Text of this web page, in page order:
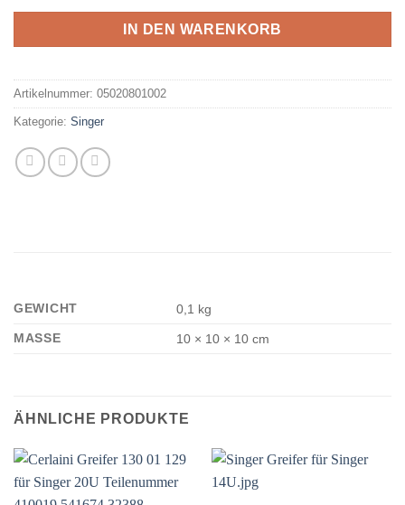
IN DEN WARENKORB
Artikelnummer: 05020801002
Kategorie: Singer
GEWICHT
0,1 kg
MASSE
10 × 10 × 10 cm
ÄHNLICHE PRODUKTE